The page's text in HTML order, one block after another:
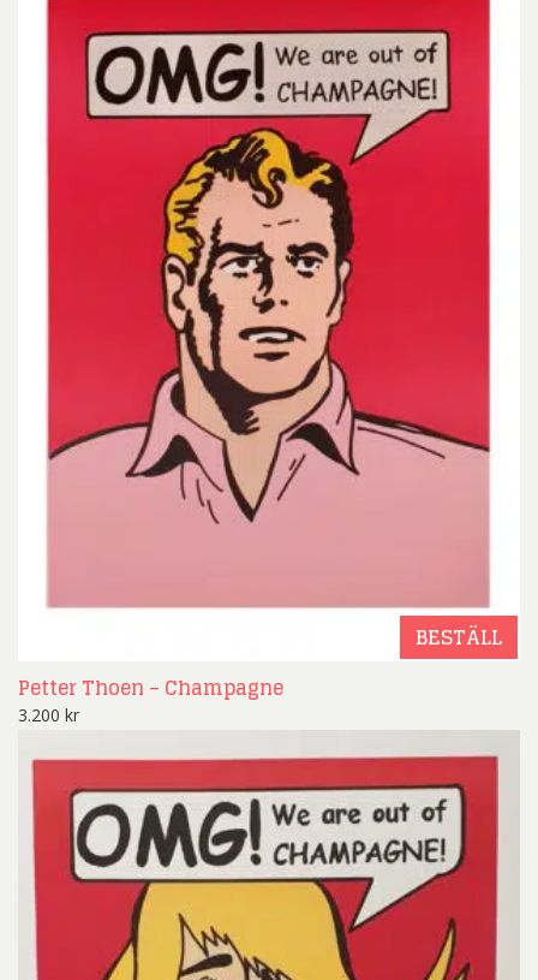
BESTÄLL
Petter Thoen – Champagne
3.200 kr